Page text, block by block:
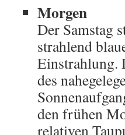
Morgen
Der Samstag
strahlend
Einstrahlung.
des
den frühen
relativen